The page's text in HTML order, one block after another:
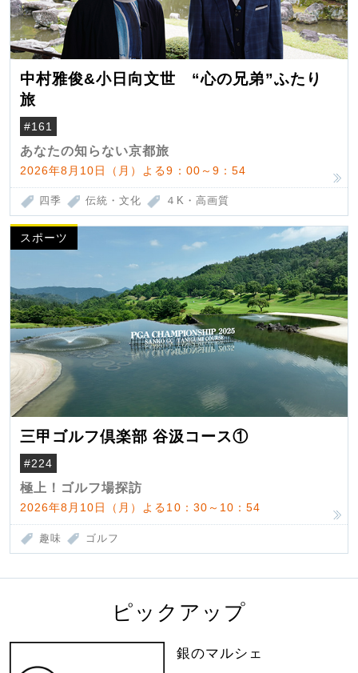
中村雅俊&小日向文世 “心の兄弟”ふたり
旅
#161
あなたの知らない京都旅
2026年8月10日（月）よる9：00～9：54
四季 伝統・文化 ４K・高画質
スポーツ
三甲ゴルフ倶楽部 谷汲コース①
#224
極上！ゴルフ場探訪
2026年8月10日（月）よる10：30～10：54
趣味 ゴルフ
ピックアップ
銀のマルシェ